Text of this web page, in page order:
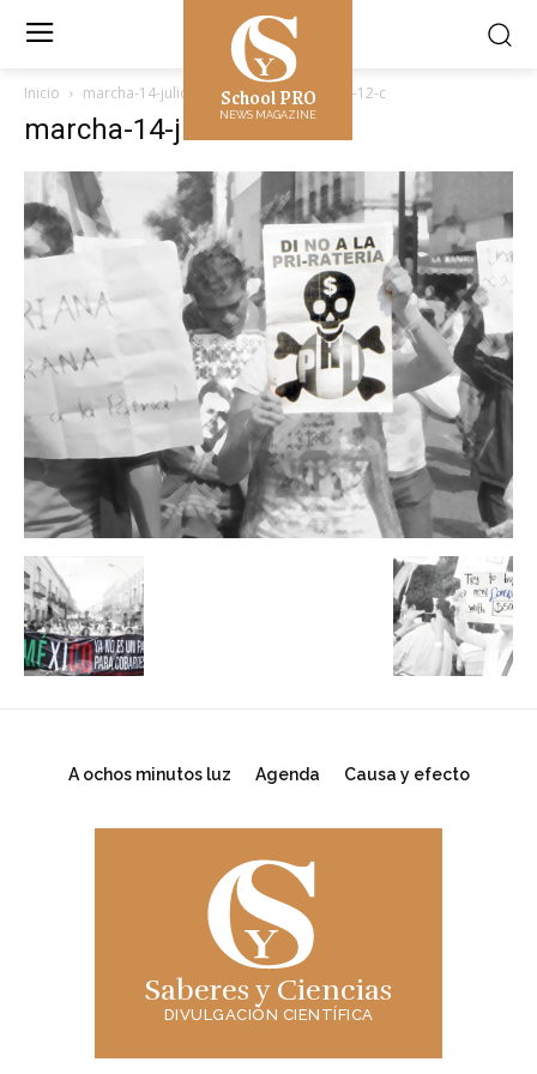
School PRO
NEWS MAGAZINE
Inicio marcha-14-julio-12-c marcha-14-julio-12-c
marcha-14-julio-12-c
A ochos minutos luz Agenda Causa y efecto
Saberes y Ciencias
DIVULGACIÓN CIENTÍFICA